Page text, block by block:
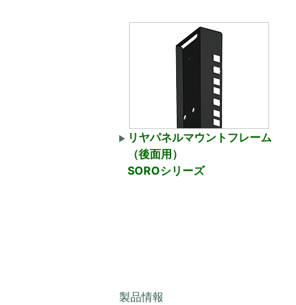
リヤパネルマウントフレーム
（後面用）
SOROシリーズ
製品情報